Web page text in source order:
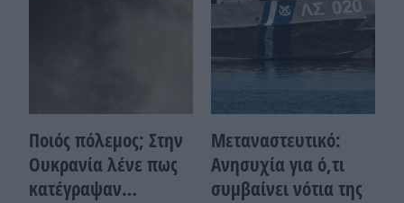
Ποιός πόλεμος; Στην
Ουκρανία λένε πως
κατέγραψαν…
Μεταναστευτικό:
Ανησυχία για ό,τι
συμβαίνει νότια της